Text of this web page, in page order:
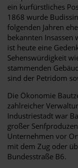
ein kurfürstliches
1868 wurde
folgenden Jahren
bekannten Insassen
ist heute eine
Sehenswürdigkeit
stammenden
sind der Petridom
Die Ökonomie
zahlreicher
Industriestadt war
großer
Unternehmen vor
mit dem Zug oder
Bundesstraße B6.